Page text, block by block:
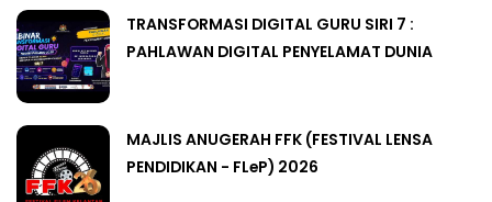
TRANSFORMASI DIGITAL GURU SIRI 7 :
PAHLAWAN DIGITAL PENYELAMAT DUNIA
MAJLIS ANUGERAH FFK (FESTIVAL LENSA
PENDIDIKAN - FLeP) 2026